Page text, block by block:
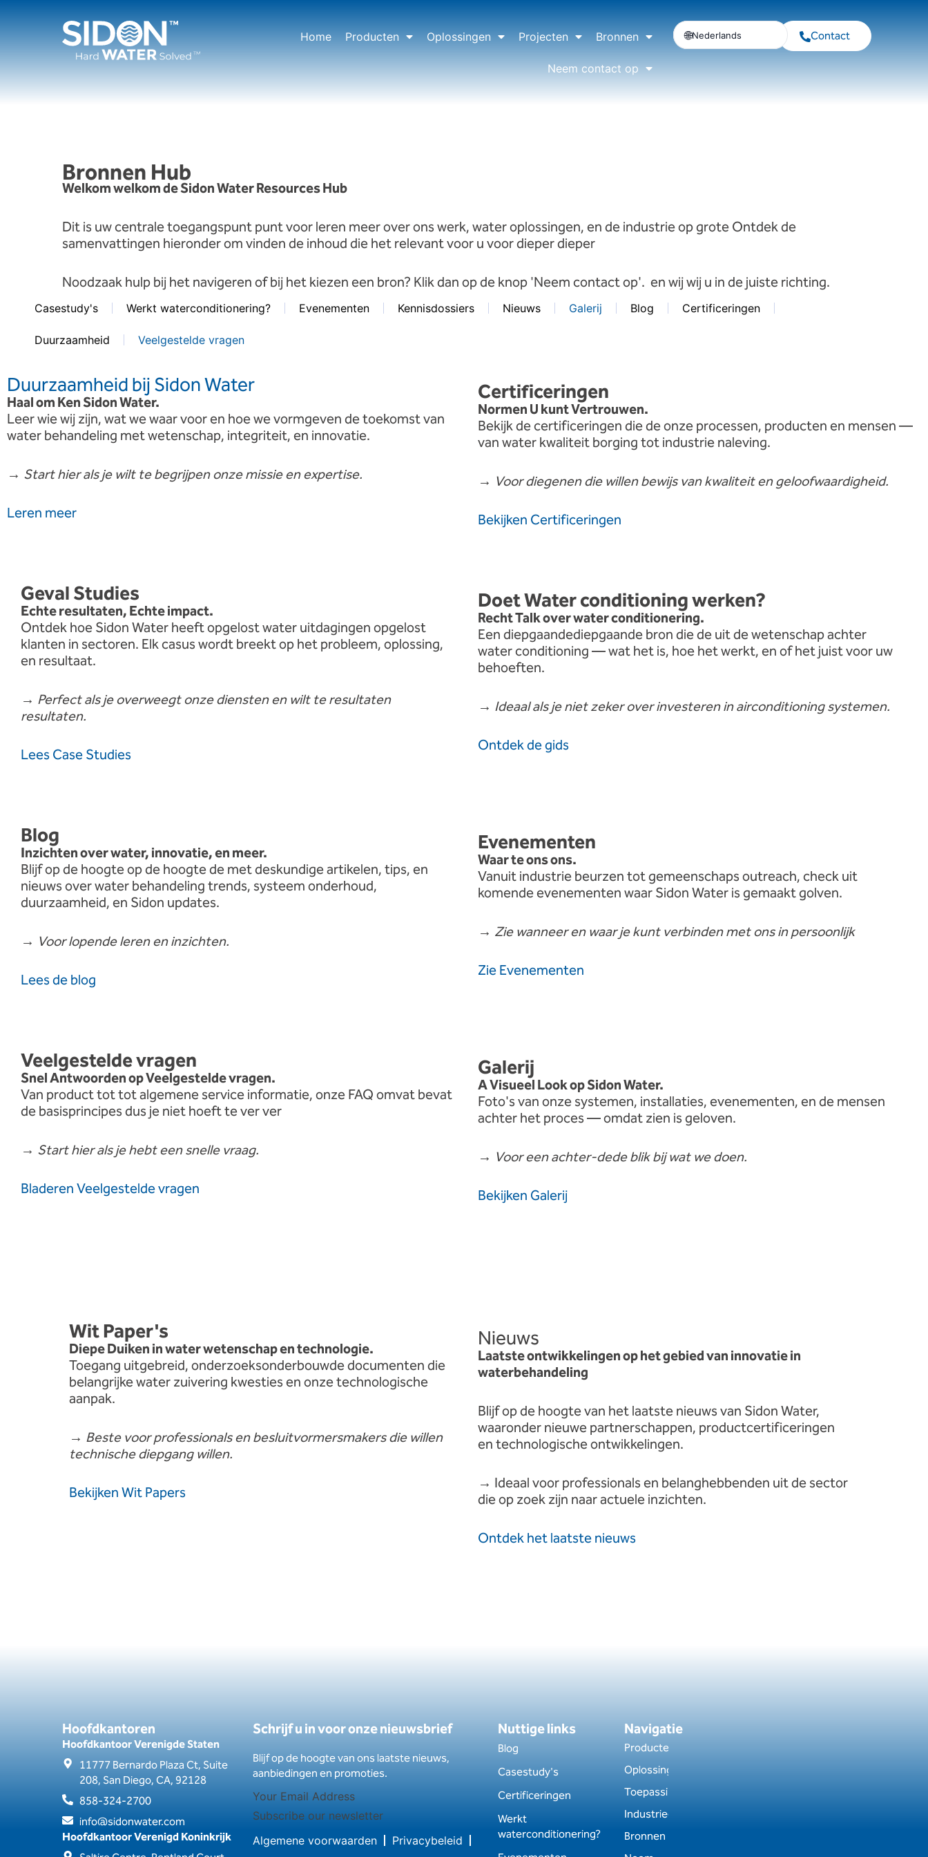
Home Producten Oplossingen Projecten Bronnen
Neem contact op
Nederlands Contact
BronnenHub
WelkomwelkomdeSidonWaterResourcesHub
Dit isuwcentraletoegangspuntpuntvoorlerenmeeroveronswerk,wateroplossingen,endeindustrieopgroteOntdekde
samenvattingenhieronderomvindendeinhouddiehetrelevantvooruvoordieperdieper
Noodzaakhulpbij het navigerenofbij het kiezeneenbron? Klik dan op de knop 'Neem contact op'. enwijwijuindejuisterichting.
Casestudy's Werkt waterconditionering? Evenementen Kennisdossiers Nieuws Galerij Blog Certificeringen
Duurzaamheid Veelgestelde vragen
Certificeringen
NormenUkuntVertrouwen.
Bekijkdecertificeringendiedeonzeprocessen,productenenmensen —
vanwaterkwaliteitborgingtotindustrienaleving.
→ Voordiegenendiewillenbewijsvankwaliteitengeloofwaardigheid.
BekijkenCertificeringen
Duurzaamheid bij Sidon Water
HaalomKenSidonWater.
Leerwiewijzijn,watwewaarvoorenhoewevormgevendetoekomstvan
waterbehandelingmetwetenschap,integriteit,eninnovatie.
→ Starthieralsjewilttebegrijpenonzemissieenexpertise.
Lerenmeer
DoetWaterconditioningwerken?
RechtTalkoverwaterconditionering.
Eendiepgaandediepgaandebrondiedeuitdewetenschapachter
waterconditioning —wathetis,hoehetwerkt,enofhetjuistvooruw
behoeften.
→ Ideaalalsjeniet zekeroverinvestereninairconditioningsystemen.
Ontdekdegids
GevalStudies
Echteresultaten,Echteimpact.
OntdekhoeSidonWaterheeftopgelostwateruitdagingenopgelost
klanteninsectoren.Elkcasuswordtbreektophetprobleem,oplossing,
enresultaat.
→ Perfectalsjeoverweegtonzedienstenenwiltteresultaten
resultaten.
LeesCaseStudies
Evenementen
Waarteonsons.
Vanuitindustriebeurzentotgemeenschapsoutreach,checkuit
komendeevenementenwaarSidonWaterisgemaaktgolven.
→ Ziewanneerenwaarjekuntverbindenmetonsinpersoonlijk
ZieEvenementen
Blog
Inzichtenoverwater,innovatie,enmeer.
Blijfop de hoogteop de hoogtedemetdeskundigeartikelen,tips,en
nieuwsoverwaterbehandelingtrends,systeemonderhoud,
duurzaamheid,enSidonupdates.
→ Voorlopendelereneninzichten.
Leesdeblog
Galerij
AVisueelLookopSidonWater.
Foto'svanonzesystemen,installaties,evenementen,endemensen
achterhetproces —omdatzienisgeloven.
→ Vooreenachter-dedeblikbijwatwedoen.
BekijkenGalerij
Veelgestelde vragen
SnelAntwoordenopVeelgesteldevragen.
Vanproducttottotalgemeneserviceinformatie,onzeFAQomvatbevat
debasisprincipesdusjeniethoeftteverver
→ Starthieralsjehebteensnellevraag.
BladerenVeelgestelde vragen
Nieuws
Laatste ontwikkelingen op het gebied van innovatie in
waterbehandeling
Blijf op de hoogte van het laatste nieuws van Sidon Water,
waaronder nieuwe partnerschappen, productcertificeringen
en technologische ontwikkelingen.
→ Ideaal voor professionals en belanghebbenden uit de sector
die op zoek zijn naar actuele inzichten.
Ontdek het laatste nieuws
WitPaper's
DiepeDuikeninwaterwetenschapentechnologie.
Toeganguitgebreid,onderzoeksonderbouwdedocumentendie
belangrijkewaterzuiveringkwestiesenonzetechnologische
aanpak.
→ Bestevoorprofessionalsenbesluitvormersmakersdiewillen
technischediepgang willen.
BekijkenWitPapers
Hoofdkantoren
Hoofdkantoor Verenigde Staten
11777 Bernardo Plaza Ct, Suite
208, San Diego, CA, 92128
858-324-2700
info@sidonwater.com
Hoofdkantoor Verenigd Koninkrijk
Schrijf u in voor onze nieuwsbrief
Blijf op de hoogte van ons laatste nieuws,
aanbiedingen en promoties.
Subscribe our newsletter
Algemene voorwaarden
Privacybeleid
Navigatie
Producten
Oplossingen
Toepassingen
Industrieën
Bronnen
Nuttige links
Blog
Casestudy's
Certificeringen
Werkt
waterconditionering?